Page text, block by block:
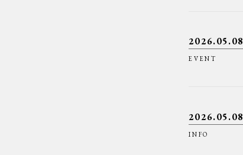
2026.05.08
EVENT
2026.05.08
INFO